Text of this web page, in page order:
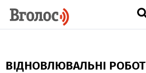
ВІДНОВЛЮВАЛЬНІ